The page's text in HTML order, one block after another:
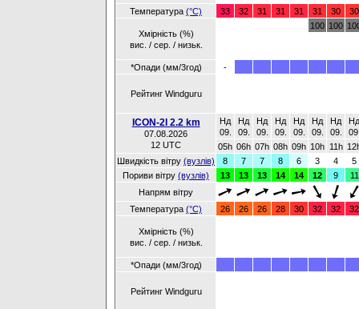
Температура (°C) 33 32 31 31 31 31 30 30
Хмірність (%)
вис. / сер. / низьк.
100 100
*Опади (мм/3год) -
Рейтинг Windguru
ICON-2I 2.2 km
07.08.2026
12 UTC
Нд
09.
Нд
09.
Нд
09.
Нд
09.
Нд
09.
Нд
09.
Нд
09.
Нд
05h 06h 07h 08h 09h 10h 11h
Швидкість вітру (вузлів) 8 7 7 8 6 3 4
5
Пориви вітру (вузлів) 13 13 13 14 14 12 9
11
Напрям вітру
Температура (°C) 26 26 26 28 30 32 32 32
Хмірність (%)
вис. / сер. / низьк.
*Опади (мм/3год)
Рейтинг Windguru